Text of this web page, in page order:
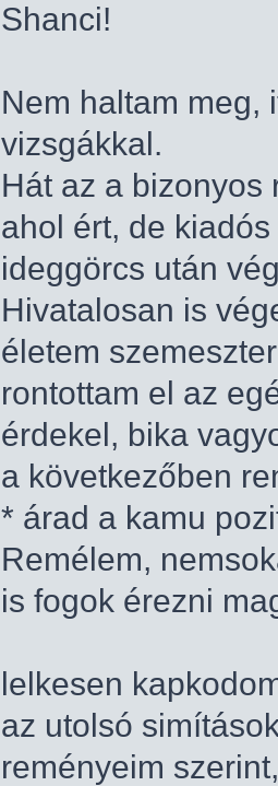
Shanci!
Nem haltam meg,
vizsgákkal.
Hát az a bizonyos
ahol ért, de
ideggörcs után
Hivatalosan is
életem
rontottam el az
érdekel, bika
a következőben
* árad a kamu
Remélem,
is fogok érezni
lelkesen
az utolsó
reményeim